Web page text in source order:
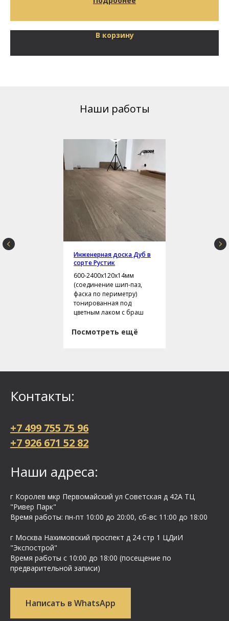
В корзину
Наши работы
Инженерная доска Дуб в
сорте Рустик
600-2400х120х14мм
(соединение шип-паз,
фаска по периметру)
тонированная под
цветным лаком с браш
Посмотреть ещё
Контакты:
+7 499 755 75 96
+7 926 671 52 82
Наши адреса:
г Королев мкр Первомайский ул Cоветская д 42А ТЦ
"Ривер Парк"
Время работы: пн-пт 10:00 до 20:00, сб-вс 11:00 до 18:00
г Москва Нахимовский проспект д 24 стр 1 ЦДиИ
"Экспострой"
Время работы с 10:00 до 18:00 (посещение по
предварительной записи)
Написать в WhatsApp